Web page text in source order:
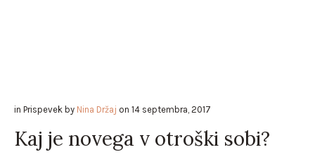
in Prispevek by Nina Držaj on 14 septembra, 2017
Kaj je novega v otroški sobi?